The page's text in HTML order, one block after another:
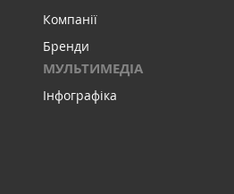
Компанії
Бренди
МУЛЬТИМЕДІА
Інфографіка